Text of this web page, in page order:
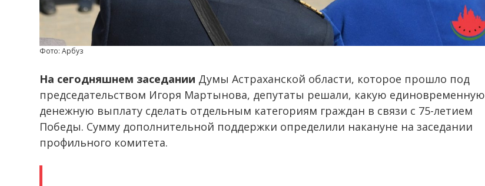
Фото: Арбуз
На сегодняшнем заседании Думы Астраханской области, которое прошло под
председательством Игоря Мартынова, депутаты решали, какую единовременную
денежную выплату сделать отдельным категориям граждан в связи с 75-летием
Победы. Сумму дополнительной поддержки определили накануне на заседании
профильного комитета.